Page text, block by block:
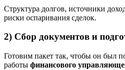
Структура долгов, источники
риски оспаривания сделок.
2) Сбор документов и
Готовим пакет так, чтобы он был
работы финансового